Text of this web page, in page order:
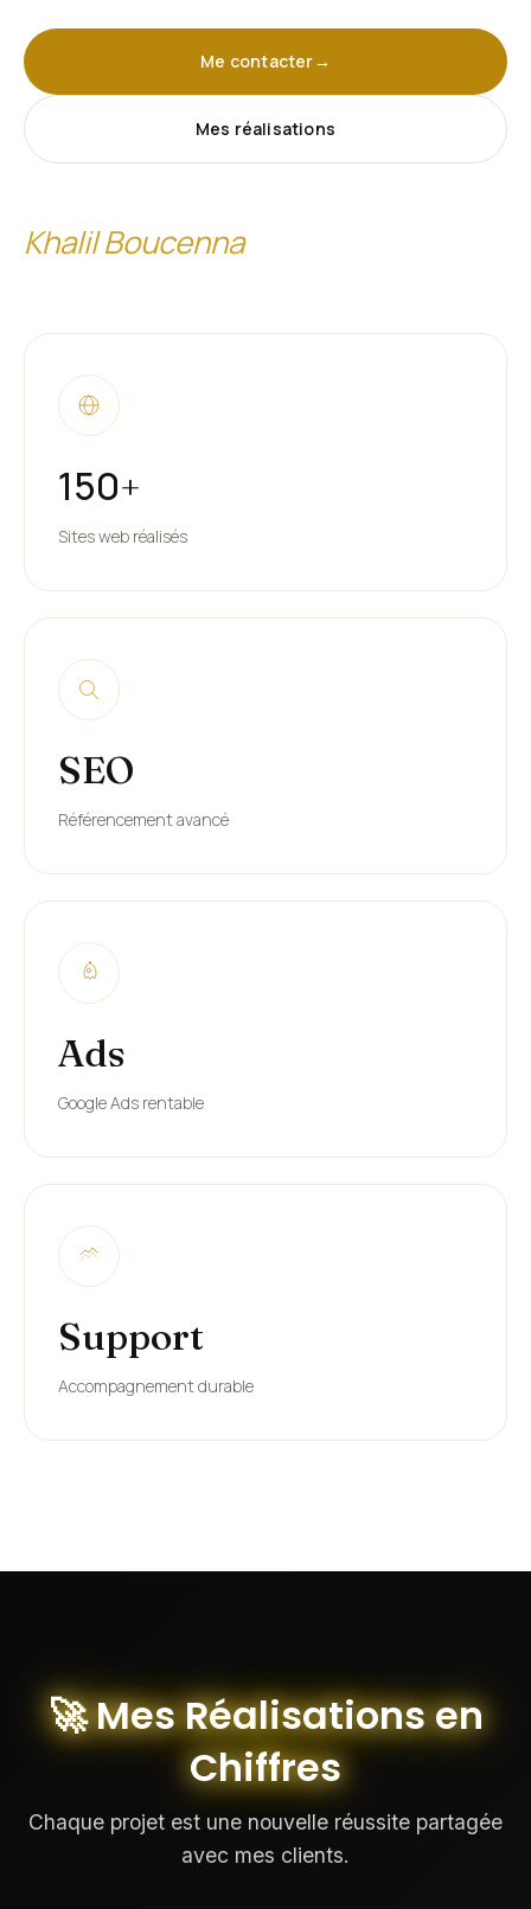
Me contacter→
Mes réalisations
Khalil Boucenna
150+
Sites web réalisés
SEO
Référencement avancé
Ads
Google Ads rentable
Support
Accompagnement durable
🚀 Mes Réalisations en
Chiffres
Chaque projet est une nouvelle réussite partagée
avec mes clients.